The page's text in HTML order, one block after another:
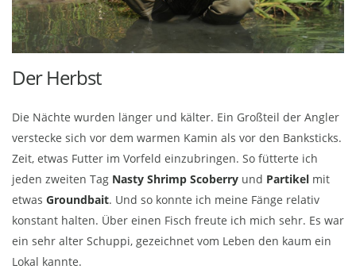
Der Herbst
Die Nächte wurden länger und kälter. Ein Großteil der Angler
verstecke sich vor dem warmen Kamin als vor den Banksticks.
Zeit, etwas Futter im Vorfeld einzubringen. So fütterte ich
jeden zweiten Tag Nasty Shrimp Scoberry und Partikel mit
etwas Groundbait. Und so konnte ich meine Fänge relativ
konstant halten. Über einen Fisch freute ich mich sehr. Es war
ein sehr alter Schuppi, gezeichnet vom Leben den kaum ein
Lokal kannte.